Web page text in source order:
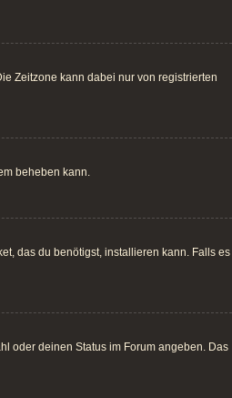
Zeitzone kann dabei nur von registrierten
beheben kann.
das du benötigst, installieren kann. Falls es
oder deinen Status im Forum angeben. Das